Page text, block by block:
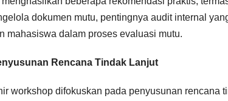
dokumen mutu, pentingnya audit internal
mahasiswa dalam proses evaluasi mutu.
Rencana Tindak Lanjut
workshop difokuskan pada penyusunan rencana